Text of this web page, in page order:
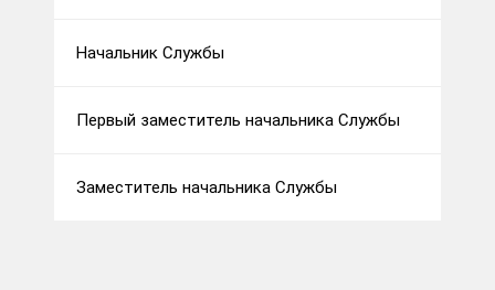
Начальник Службы
Первый заместитель начальника Службы
Заместитель начальника Службы